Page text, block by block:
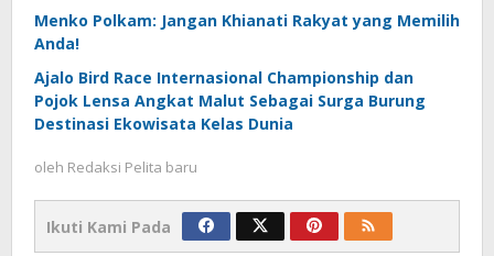
Menko Polkam: Jangan Khianati Rakyat yang Memilih
Anda!
Ajalo Bird Race Internasional Championship dan
Pojok Lensa Angkat Malut Sebagai Surga Burung
Destinasi Ekowisata Kelas Dunia
oleh Redaksi Pelita baru
Ikuti Kami Pada